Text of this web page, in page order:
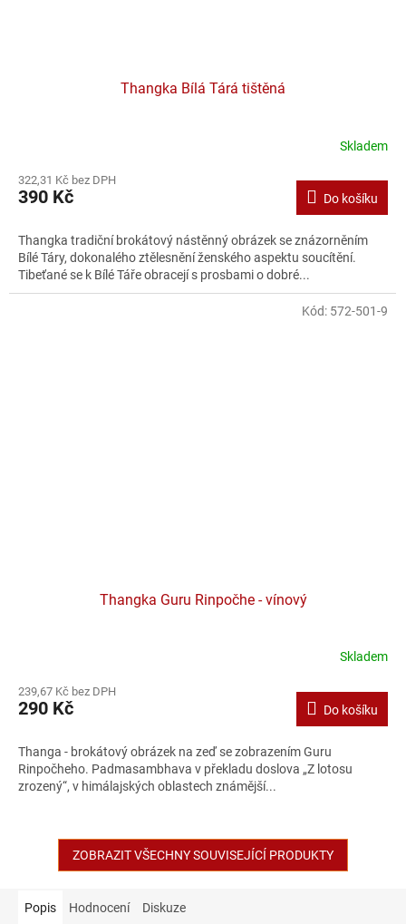
Thangka Bílá Tárá tištěná
Skladem
322,31 Kč bez DPH
390 Kč Do košíku
Thangka tradiční brokátový nástěnný obrázek se znázorněním
Bílé Táry, dokonalého ztělesnění ženského aspektu soucítění.
Tibeťané se k Bílé Táře obracejí s prosbami o dobré...
Thangka Guru Rinpočhe - vínový
Skladem
239,67 Kč bez DPH
290 Kč Do košíku
Thanga - brokátový obrázek na zeď se zobrazením Guru
Rinpočheho. Padmasambhava v překladu doslova „Z lotosu
zrozený“, v himálajských oblastech známější...
Kód: 572-501-9
ZOBRAZIT VŠECHNY SOUVISEJÍCÍ PRODUKTY
Popis Hodnocení Diskuze